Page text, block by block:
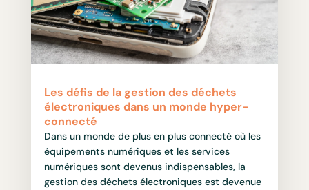
Les défis de la gestion des déchets
électroniques dans un monde hyper-
connecté
Dans un monde de plus en plus connecté où les
équipements numériques et les services
numériques sont devenus indispensables, la
gestion des déchets électroniques est devenue